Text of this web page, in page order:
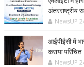
अंतरराष्ट्रीय
NewsUP
आईपीईसी में
कराया परिचित
NewsUP